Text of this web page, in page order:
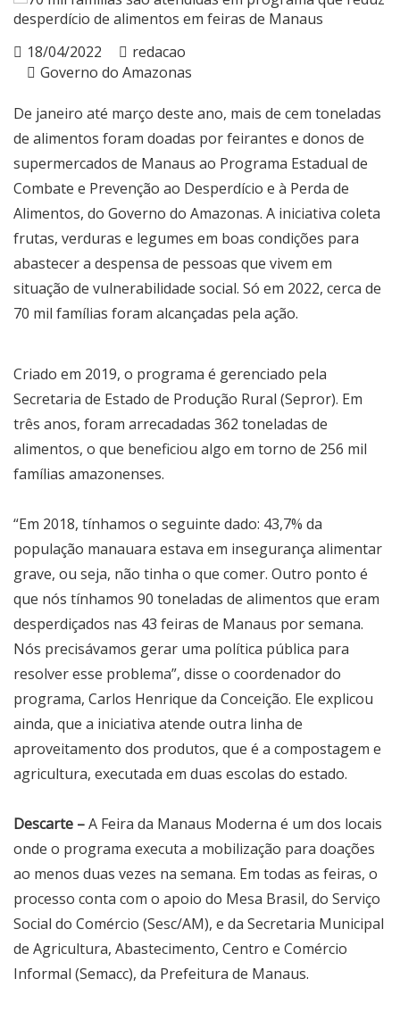
18/04/2022
redacao
Governo do Amazonas
De janeiro até março deste ano, mais de cem toneladas
de alimentos foram doadas por feirantes e donos de
supermercados de Manaus ao Programa Estadual de
Combate e Prevenção ao Desperdício e à Perda de
Alimentos, do Governo do Amazonas. A iniciativa coleta
frutas, verduras e legumes em boas condições para
abastecer a despensa de pessoas que vivem em
situação de vulnerabilidade social. Só em 2022, cerca de
70 mil famílias foram alcançadas pela ação.
Criado em 2019, o programa é gerenciado pela
Secretaria de Estado de Produção Rural (Sepror). Em
três anos, foram arrecadadas 362 toneladas de
alimentos, o que beneficiou algo em torno de 256 mil
famílias amazonenses.
“Em 2018, tínhamos o seguinte dado: 43,7% da
população manauara estava em insegurança alimentar
grave, ou seja, não tinha o que comer. Outro ponto é
que nós tínhamos 90 toneladas de alimentos que eram
desperdiçados nas 43 feiras de Manaus por semana.
Nós precisávamos gerar uma política pública para
resolver esse problema”, disse o coordenador do
programa, Carlos Henrique da Conceição. Ele explicou
ainda, que a iniciativa atende outra linha de
aproveitamento dos produtos, que é a compostagem e
agricultura, executada em duas escolas do estado.
Descarte –A Feira da Manaus Moderna é um dos locais
onde o programa executa a mobilização para doações
ao menos duas vezes na semana. Em todas as feiras, o
processo conta com o apoio do Mesa Brasil, do Serviço
Social do Comércio (Sesc/AM), e da Secretaria Municipal
de Agricultura, Abastecimento, Centro e Comércio
Informal (Semacc), da Prefeitura de Manaus.